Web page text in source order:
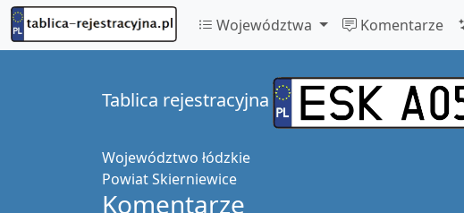
Województwa Komentarze
Tablica rejestracyjna
Województwo łódzkie
PowiatSkierniewice
Komentarze